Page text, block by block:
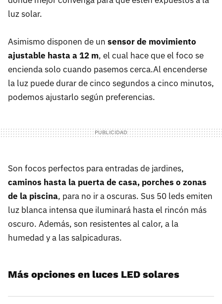
luz solar.
Asimismo disponen de un sensor de movimiento
ajustable hasta a 12 m, el cual hace que el foco se
encienda solo cuando pasemos cerca.Al encenderse
la luz puede durar de cinco segundos a cinco minutos,
podemos ajustarlo según preferencias.
Son focos perfectos para entradas de jardines,
caminos hasta la puerta de casa, porches o zonas
de la piscina, para no ir a oscuras. Sus 50 leds emiten
luz blanca intensa que iluminará hasta el rincón más
oscuro. Además, son resistentes al calor, a la
humedad y a las salpicaduras.
Más opciones en luces LED solares